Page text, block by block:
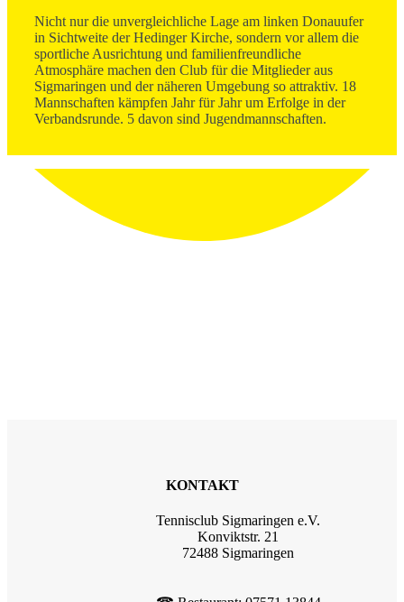
Nicht nur die unvergleichliche Lage am linken Donauufer
in Sichtweite der Hedinger Kirche, sondern vor allem die
sportliche Ausrichtung und familienfreundliche
Atmosphäre machen den Club für die Mitglieder aus
Sigmaringen und der näheren Umgebung so attraktiv. 18
Mannschaften kämpfen Jahr für Jahr um Erfolge in der
Verbandsrunde. 5 davon sind Jugendmannschaften.
KONTAKT
Tennisclub Sigmaringen e.V.
Konviktstr. 21
72488 Sigmaringen